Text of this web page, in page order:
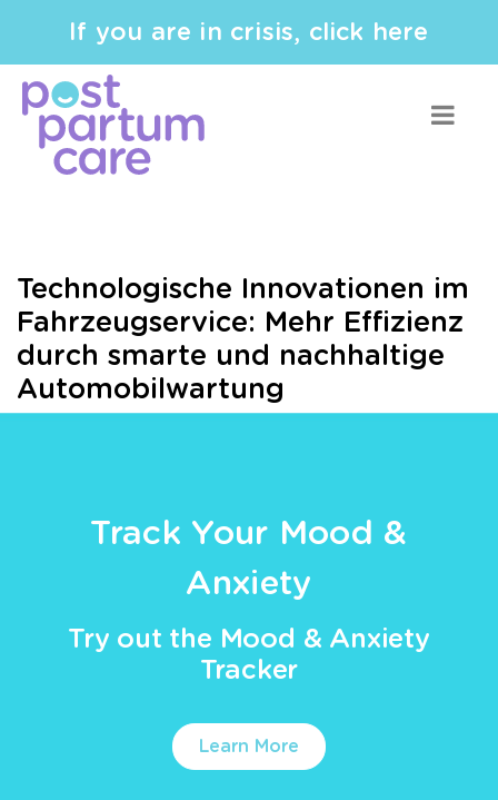
If you are in crisis, click here
Technologische Innovationen im
Fahrzeugservice: Mehr Effizienz
durch smarte und nachhaltige
Automobilwartung
Track Your Mood &
Anxiety
Try out the Mood & Anxiety
Tracker
Learn More